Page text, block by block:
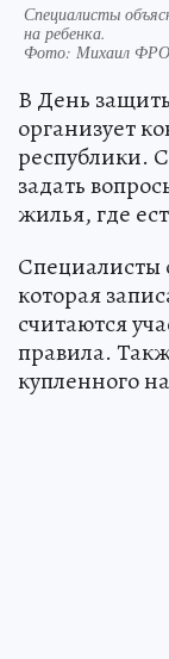
Специалисты
на ребенка.
Фото: Михаил
В День
организует
республики.
задать
жилья, где
Специалисты
которая
считаются
правила.
купленного